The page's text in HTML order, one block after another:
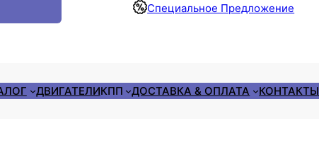
Специальное Предложение
ДВИГАТЕЛИКПП ДОСТАВКА & ОПЛАТА КОНТАКТЫ